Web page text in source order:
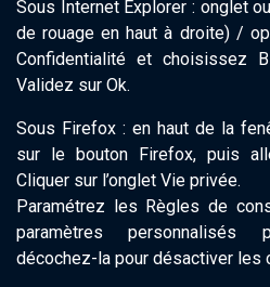
Sous Internet Explorer : onglet
de rouage en haut à droite) /
Confidentialité et choisissez
Validez sur Ok.
Sous Firefox : en haut de la
sur le bouton Firefox, puis
Cliquer sur l’onglet Vie privée.
Paramétrez les Règles de
paramètres personnalisés
décochez-la pour désactiver les